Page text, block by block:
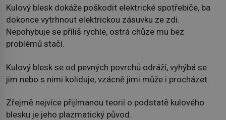
Kulový blesk dokáže poškodit elektrické spotřebiče, ba
dokonce vytrhnout elektrickou zásuvku ze zdi.
Nepohybuje se příliš rychle, ostrá chůze mu bez
problémů stačí.
Kulový blesk se od pevných povrchů odráží, vyhýbá se
jim nebo s nimi koliduje, vzácně jimi může i procházet.
Zřejmě nejvíce přijímanou teorií o podstatě kulového
blesku je jeho plazmatický původ.